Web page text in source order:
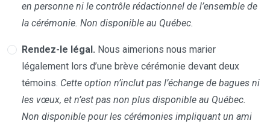
en personne ni le contrôle rédactionnel de l’ensemble de
la cérémonie. Non disponible au Québec.
Rendez-le légal. Nous aimerions nous marier
légalement lors d’une brève cérémonie devant deux
témoins. Cette option n’inclut pas l’échange de bagues ni
les vœux, et n’est pas non plus disponible au Québec.
Non disponible pour les cérémonies impliquant un ami